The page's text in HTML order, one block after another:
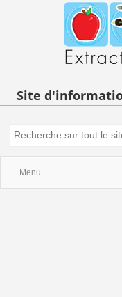
Site
Menu